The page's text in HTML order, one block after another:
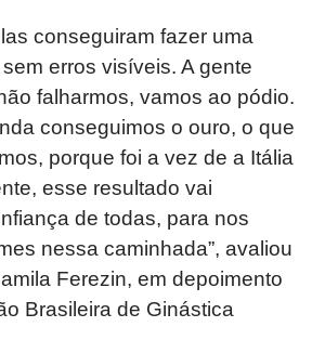
conseguiram fazer uma
erros visíveis. A gente
falharmos, vamos ao pódio.
conseguimos o ouro, o que
porque foi a vez de a Itália
esse resultado vai
de todas, para nos
nessa caminhada”, avaliou
Ferezin, em depoimento
Brasileira de Ginástica